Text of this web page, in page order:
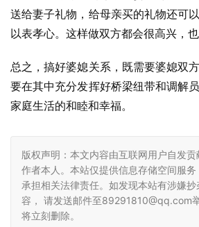
送给妻子礼物，给母亲买的礼物还可
以表孝心。这样做双方都会很高兴，也
总之，搞好婆媳关系，既需要婆媳双
要在其中充分发挥好桥梁纽带和调解
家庭生活的和睦和幸福。
版权声明：本文内容由互联网用户自发
作者本人。本站仅提供信息存储空间服
承担相关法律责任。如发现本站有涉嫌
容， 请发送邮件至89291810@qq.com
将立刻删除。